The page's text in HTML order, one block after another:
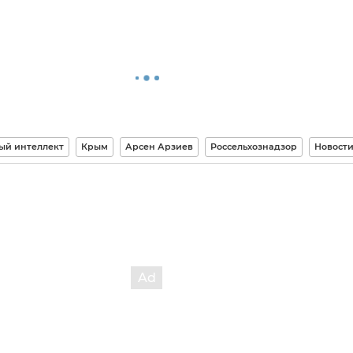
интеллект Крым Арсен Арзиев Россельхознадзор Новости